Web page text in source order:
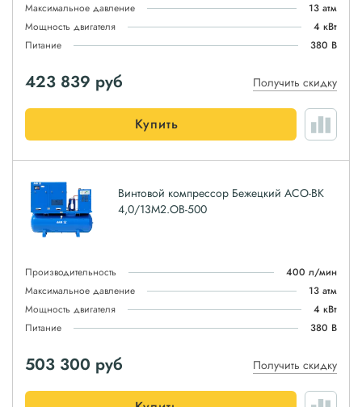
Максимальное давление
13 атм
Мощность двигателя
4 кВт
Питание
380 В
423 839 руб Получить скидку
Купить
Винтовой компрессор Бежецкий АСО-ВК
4,0/13М2.ОВ-500
Производительность
400 л/мин
Максимальное давление
13 атм
Мощность двигателя
4 кВт
Питание
380 В
503 300 руб Получить скидку